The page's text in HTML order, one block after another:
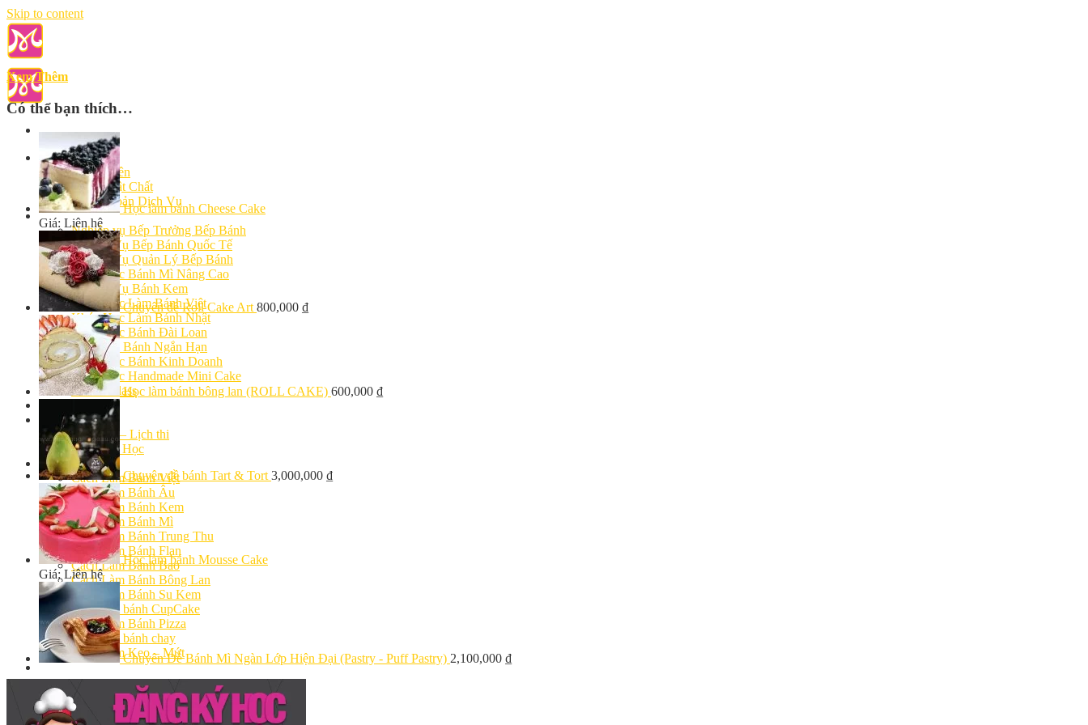
Skip to content
Giới Thiệu
Giảng Viên
Cơ Sở Vật Chất
Điều Khoản Dịch Vụ
Học Làm Bánh
Nghiệp vụ Bếp Trưởng Bếp Bánh
Nghiệp Vụ Bếp Bánh Quốc Tế
Nghiệp Vụ Quản Lý Bếp Bánh
Khóa Học Bánh Mì Nâng Cao
Nghiệp Vụ Bánh Kem
Khóa Học Làm Bánh Việt
Khóa Học Làm Bánh Nhật
Khóa Học Bánh Đài Loan
Học Làm Bánh Ngắn Hạn
Khóa Học Bánh Kinh Doanh
Khóa Học Handmade Mini Cake
Master Class
Khai Giảng
Lịch học – Lịch thi
Đăng Ký Học
Công Thức
Cách Làm Bánh Việt
Cách Làm Bánh Âu
Cách Làm Bánh Kem
Cách Làm Bánh Mì
Cách Làm Bánh Trung Thu
Cách Làm Bánh Flan
Cách Làm Bánh Bao
Cách Làm Bánh Bông Lan
Cách Làm Bánh Su Kem
Cách làm bánh CupCake
Cách Làm Bánh Pizza
Cách làm bánh chay
Cách Làm Kẹo – Mứt
Video
Tin tức
Tin Tổng Hợp
Hướng Nghiệp Á Âu
Xem Thêm
Có thể bạn thích…
Học làm bánh Cheese Cake
Giá: Liên hệ
Chuyên đề Roll Cake Art 800,000 ₫
Học làm bánh bông lan (ROLL CAKE) 600,000 ₫
Chuyên đề bánh Tart & Tort 3,000,000 ₫
Học làm bánh Mousse Cake
Giá: Liên hệ
Chuyên Đề Bánh Mì Ngàn Lớp Hiện Đại (Pastry - Puff Pastry) 2,100,000 ₫